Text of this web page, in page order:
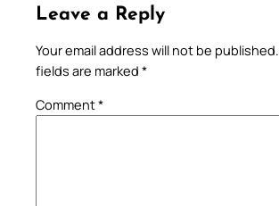
Leave a Reply
Your email address will not be published.
fields are marked *
Comment*